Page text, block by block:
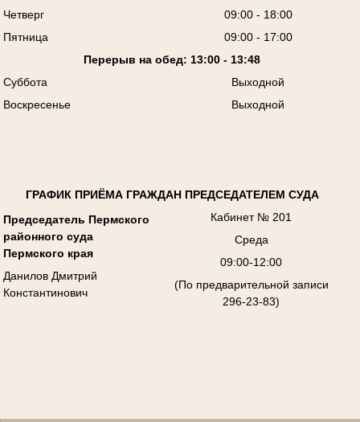
Четверг
09:00 - 18:00
Пятница
09:00 - 17:00
Перерыв на обед: 13:00 - 13:48
Суббота
Выходной
Воскресенье
Выходной
ГРАФИК ПРИЁМА ГРАЖДАН ПРЕДСЕДАТЕЛЕМ СУДА
Председатель Пермского
районного суда
Пермского края
Данилов Дмитрий
Константинович
Кабинет № 201
Среда
09:00-12:00
(По предварительной записи
296-23-83)